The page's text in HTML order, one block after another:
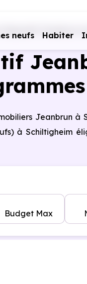
neufs Habiter
Dispositif Jeanbrun
Jeanbrun à
à Schiltigheim
Budget Max